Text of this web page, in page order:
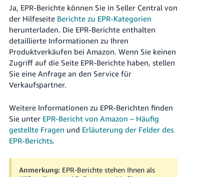
Ja, EPR-Berichte können Sie in Seller Central von
der Hilfeseite Berichte zu EPR-Kategorien
herunterladen. Die EPR-Berichte enthalten
detaillierte Informationen zu Ihren
Produktverkäufen bei Amazon. Wenn Sie keinen
Zugriff auf die Seite EPR-Berichte haben, stellen
Sie eine Anfrage an den Service für
Verkaufspartner.
Weitere Informationen zu EPR-Berichten finden
Sie unter EPR-Bericht von Amazon – Häufig
gestellte Fragen und Erläuterung der Felder des
EPR-Berichts.
Anmerkung: EPR-Berichte stehen Ihnen als